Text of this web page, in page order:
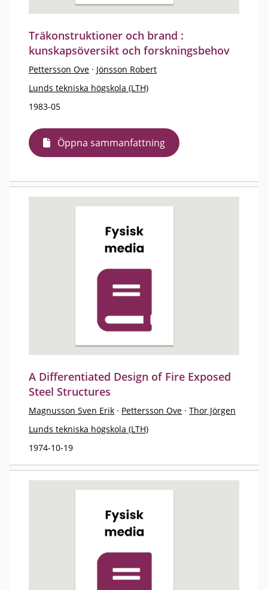
Träkonstruktioner och brand :
kunskapsöversikt och forskningsbehov
Pettersson Ove · Jönsson Robert
Lunds tekniska högskola (LTH)
1983-05
Öppna sammanfattning
A Differentiated Design of Fire Exposed
Steel Structures
Magnusson Sven Erik · Pettersson Ove · Thor Jörgen
Lunds tekniska högskola (LTH)
1974-10-19